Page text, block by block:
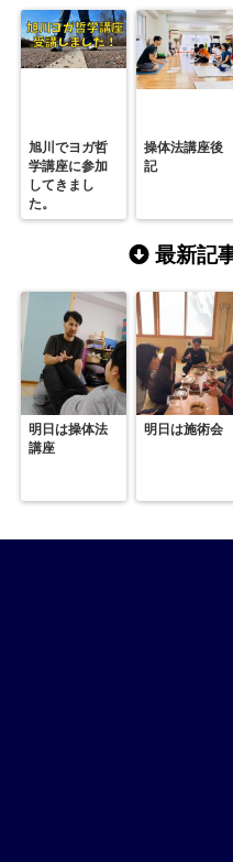
旭川でヨガ哲
学講座に参加
してきまし
た。
操体法講座後
記
最新記
明日は操体法
講座
明日は施術会